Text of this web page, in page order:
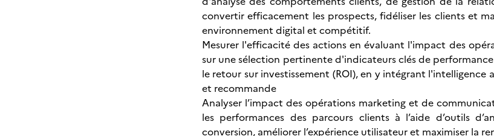
convertir efficacement les prospects, fidéliser les clients et
environnement digital et compétitif.
Mesurer l'efficacité des actions en évaluant l'impact des
sur une sélection pertinente d'indicateurs clés de
le retour sur investissement (ROI), en y intégrant
et recommande
Analyser l’impact des opérations marketing et de
les performances des parcours clients à l’aide d’outils
conversion, améliorer l’expérience utilisateur et maximiser la